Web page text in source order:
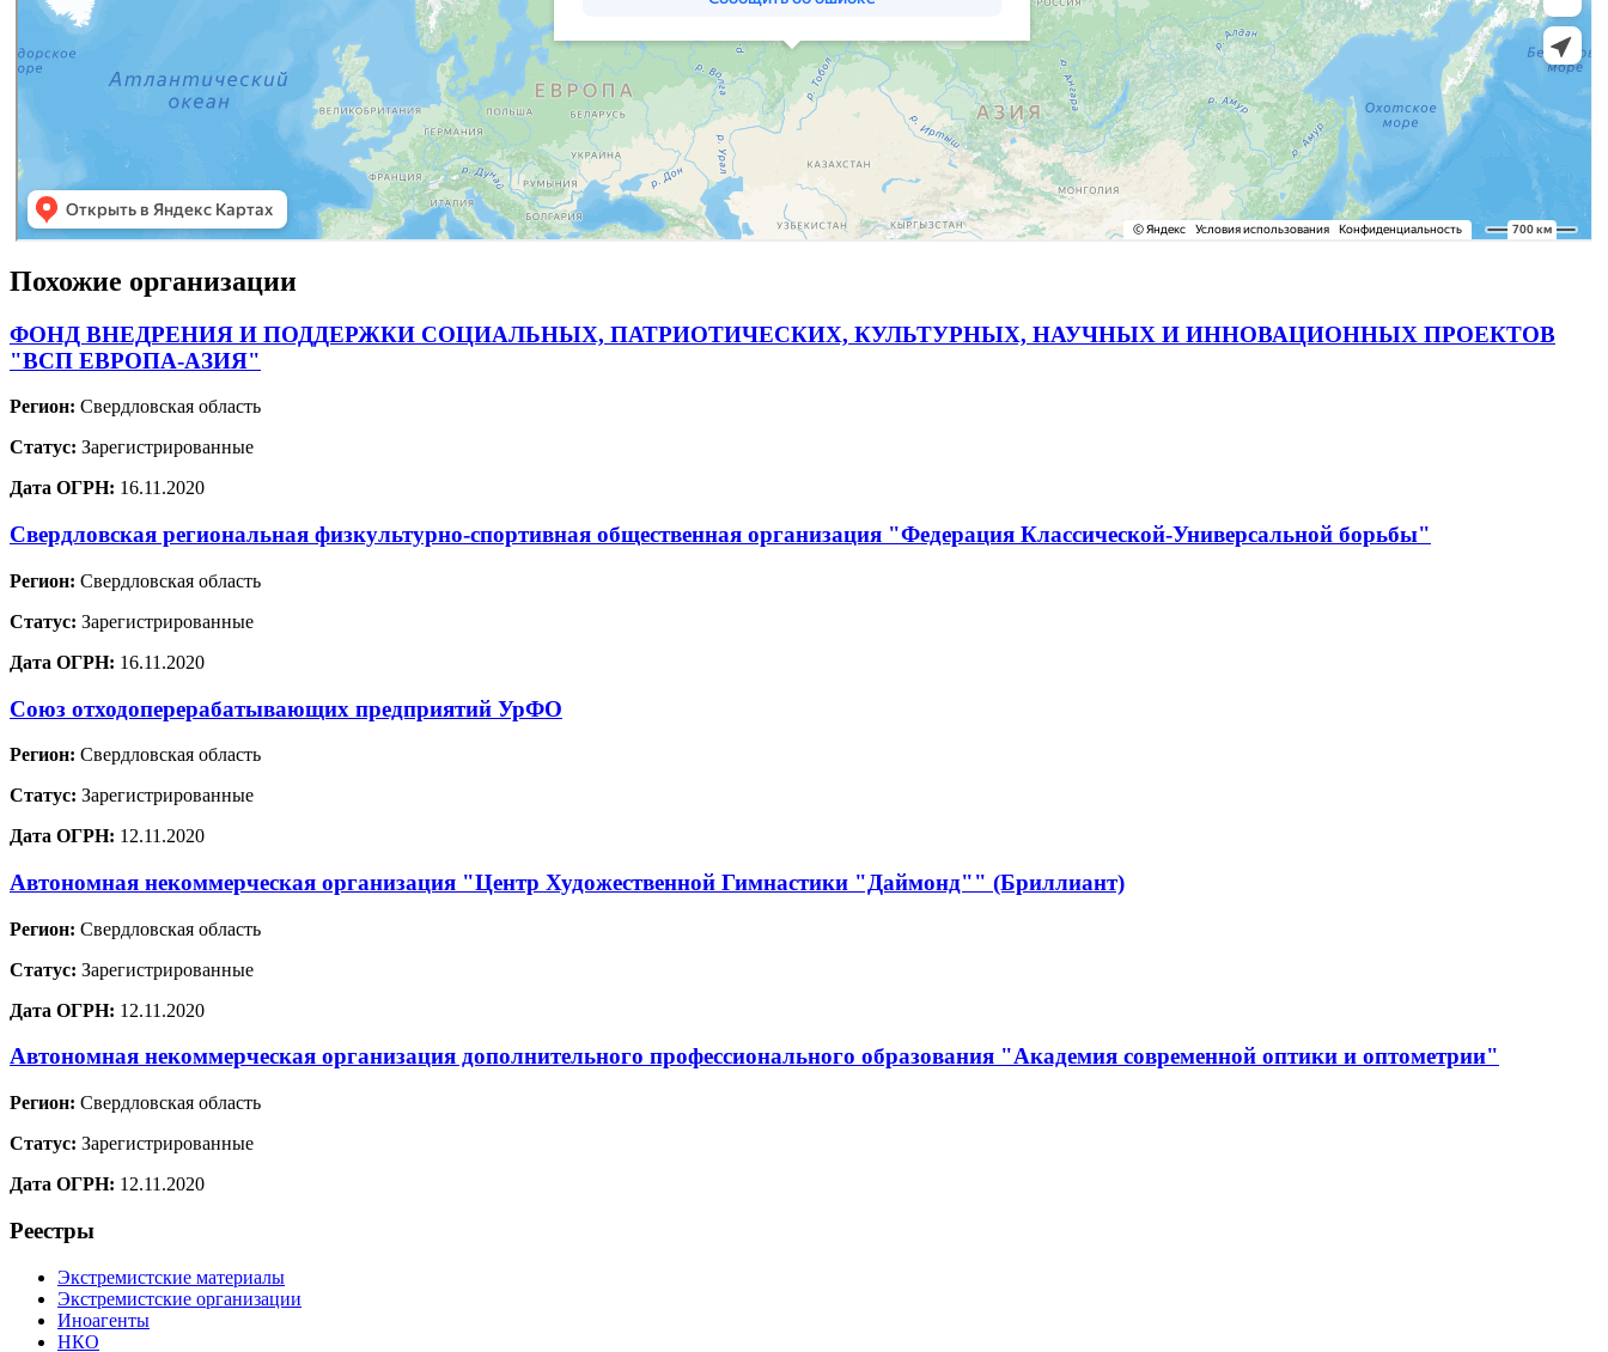
Похожие организации
ФОНД ВНЕДРЕНИЯ И ПОДДЕРЖКИ СОЦИАЛЬНЫХ, ПАТРИОТИЧЕСКИХ, КУЛЬТУРНЫХ, НАУЧНЫХ И ИННОВАЦИОННЫХ ПРОЕКТОВ
"ВСП ЕВРОПА-АЗИЯ"
Регион: Свердловская область
Статус: Зарегистрированные
Дата ОГРН: 16.11.2020
Свердловская региональная физкультурно-спортивная общественная организация "Федерация Классической-Универсальной борьбы"
Регион: Свердловская область
Статус: Зарегистрированные
Дата ОГРН: 16.11.2020
Союз отходоперерабатывающих предприятий УрФО
Регион: Свердловская область
Статус: Зарегистрированные
Дата ОГРН: 12.11.2020
Автономная некоммерческая организация "Центр Художественной Гимнастики "Даймонд"" (Бриллиант)
Регион: Свердловская область
Статус: Зарегистрированные
Дата ОГРН: 12.11.2020
Автономная некоммерческая организация дополнительного профессионального образования "Академия современной оптики и оптометрии"
Регион: Свердловская область
Статус: Зарегистрированные
Дата ОГРН: 12.11.2020
Реестры
Экстремистские материалы
Экстремистские организации
Иноагенты
НКО